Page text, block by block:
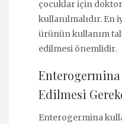
çocuklar için
kullanılmalıdır. En
ürünün kullanım
edilmesi önemlidir.
Edilmesi
Enterogermina